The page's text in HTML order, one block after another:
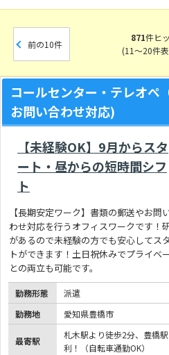
前の10件
871件ヒ
(11～20件
コールセンター・テレオペ
お問い合わせ対応)
【未経験OK】9月からスタ
ート・昼からの短時間シフ
ト
【長期安定ワーク】書類の郵送やお問
わせ対応を行うオフィスワークです！
があるので未経験の方でも安心してス
トができます！土日祝休みでプライベ
との両立も可能です。
勤務形態
派遣
勤務地
愛知県豊橋市
最寄駅
札木駅より徒歩2分、豊橋
利！（自転車通勤OK）